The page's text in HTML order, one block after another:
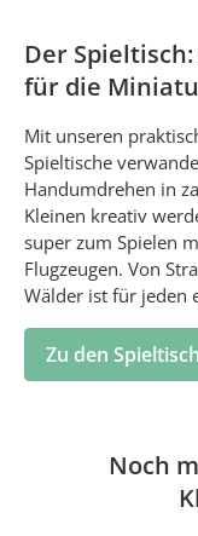
Der
für die
Mit unseren
Spieltische
Handumdrehen in
Kleinen kreativ
super zum Spielen
Flugzeugen. Von
Wälder ist für jeden
Zu den
Noch